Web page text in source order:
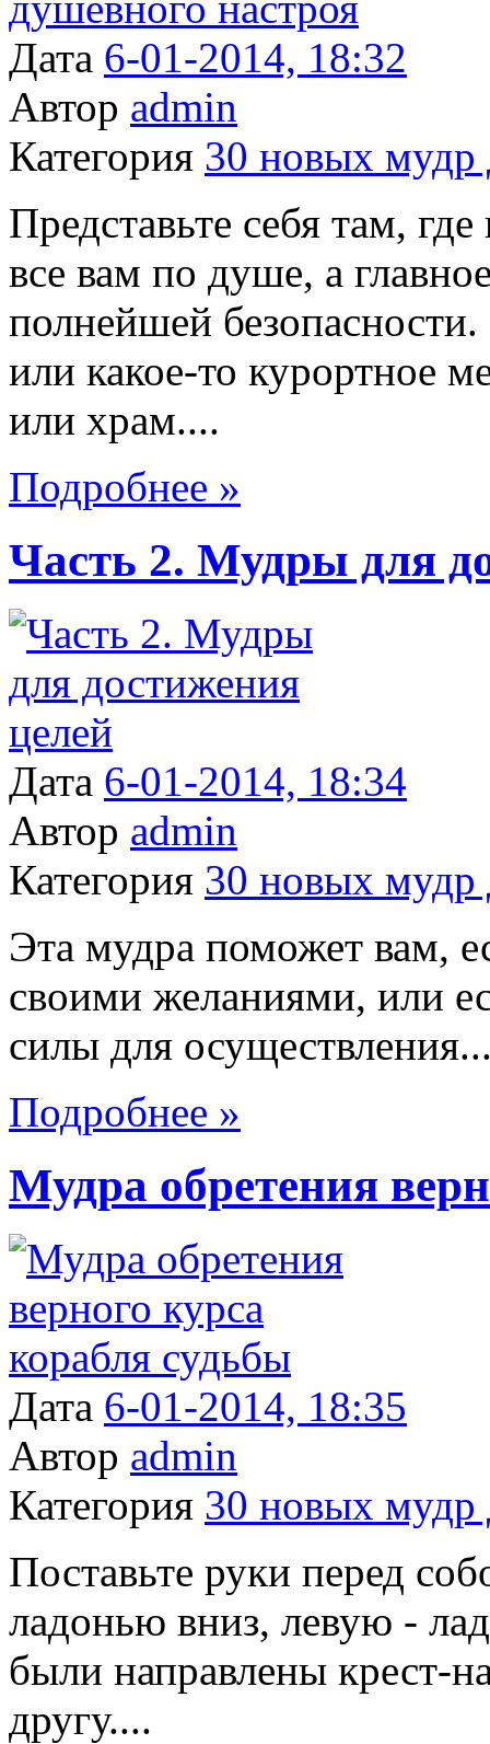
Дата 6-01-2014, 18:32
Автор admin
Категория 30 новых мудр
Представьте себя там,
все вам по душе, а
полнейшей
или какое-то курортное
или храм....
Подробнее »
Часть 2. Мудры для
Дата 6-01-2014, 18:34
Автор admin
Категория 30 новых мудр
Эта мудра поможет вам,
своими желаниями, или
силы для
Подробнее »
Мудра обретения
Дата 6-01-2014, 18:35
Автор admin
Категория 30 новых мудр
Поставьте руки перед
ладонью вниз, левую -
были направлены крест-
другу....